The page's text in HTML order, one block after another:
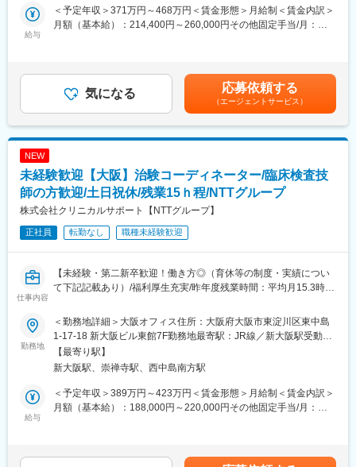
と、チームのプロジェクトの進捗管理やメンバーのフォローをし
ています。更に管理職であるマネージャーに任命されるとオフィ
■研修制度
・導入研修(入社後2週間の座学研修)ビジネスマナー、PC操作、薬
学びます。各単元毎に専属社員が講義ををいます。
・継続研修：週に1回、最新の治験情報や振り返りを行い、スキル
アップを図っていきます。
【業務詳細】
◆患者様に対して：
◆医師、院内のスタッフに対して：
治験実施の支援、治験スケジュール調整・データ入力の補助等
◆製薬会社担当者に対して：
◆大規模病院では、複数のプロジェクトを受託する為、必ず複数
名のチームで業務を進めます。
◆チームメンバー間でリアルタイムで最新情報を共有するため、
急な休暇や長期休暇にも対応可。
◆ライフイベントと両立して長く就業出来るように、完全チーム
【未経験安心の研修制度】
機法やGCPなどの関連法、CRC業務に必要な知識やスキルなどを
学びます。各単元毎に専属社員が講義をします。
◆OJT研修(社後半年間）：導入研修で学んだことを現場で体験
し、応用力を身につけます。
◆継続研修：週に1回、最新の治験情報や振り返りを行い、スキル
アップを図っていきます。
法、遺伝子治療など）が最も多く、再生医療や医療機器、バイオ
給与
＜予定年収＞371万円～468万円＜賃金形態＞月給制＜賃金内訳＞
月額（基本給）：214,400円～260,000円その他固定手当/月：
業手当＞有＜給与補足＞■月給制+賞与となります。賞与は年2回
です。■優秀成績者は別途5万円、3万円、1万円/月の報奨金あり■
入社5年目チーフ、500万円（手当込・残業代別）■入社7年目リー
ダー、550万円（手当込・残業代別）■2025年度賞与実績 基本給
7.28ヶ月分賃金はあくまでも目安の金額であり、選考を通じて上
す。
気になる 応募依頼する
（エージェントサービス）
NEW
未経験歓迎【大阪】治験コーディネーター/臨床検査技
師の方歓迎/土日祝休/残業15ｈ程/NTTグループ
株式会社クリニカルサポート【NTTグループ】
正社員 転勤なし 職種未経験歓迎
仕事内容
【未経験・第二新卒歓迎！働き方◎（育休等の制度・実績につい
て下記記載あり）/福利厚生充実/昨年度残業時間：平均月15.3時
■業務内容
医療機関内で患者様や医師、各部門間のコーディネート（調整）
業務を行い、製薬会社と医療機関の架け橋となり臨床試験（治
験）のスムーズな進行を支援します。
・患者様に対して：
治験の説明補助や治験スケジュール説明、質問・相談対応、精神
的なケア
・製薬会社担当者に対して：
勤務地
＜勤務地詳細＞大阪オフィス住所：大阪府大阪市東淀川区東中島
1-17-18 新大阪ビル東館7F勤務地最寄駅：JR線／新大阪駅受動喫
煙対策：屋内全面禁煙変更の範囲：会社の定める事業所
【最寄り駅】
新大阪駅、崇禅寺駅、西中島南方駅
給与
＜予定年収＞389万円～423万円＜賃金形態＞月給制＜賃金内訳＞
月額（基本給）：188,000円～220,000円その他固定手当/月：
業手当＞有＜給与補足＞■優秀成績者は別途5万円、3万円、1万円/